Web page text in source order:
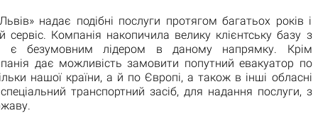
надає подібні послуги протягом багатьох років і
сервіс. Компанія накопичила велику клієнтську базу з
і є безумовним лідером в даному напрямку. Крім
дає можливість замовити попутний евакуатор по
нашої країни, а й по Європі, а також в інші обласні
транспортний засіб, для надання послуги, з